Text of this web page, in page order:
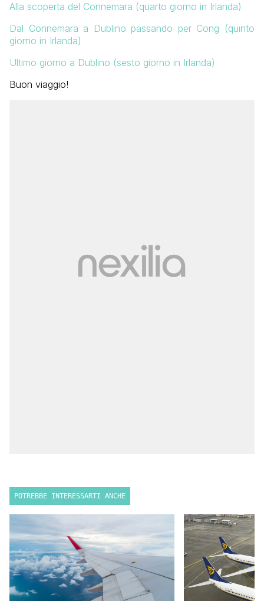
Alla scoperta del Connemara (quarto giorno in Irlanda)
Dal Connemara a Dublino passando per Cong (quinto
giorno in Irlanda)
Ultimo giorno a Dublino (sesto giorno in Irlanda)
Buon viaggio!
POTREBBE INTERESSARTI ANCHE